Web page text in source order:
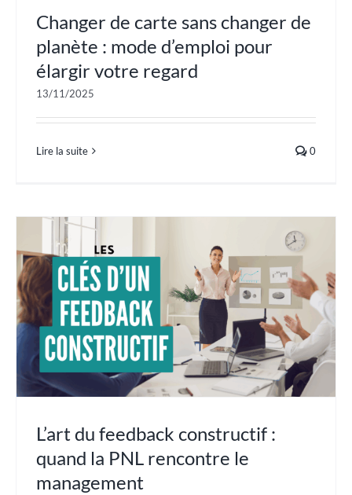
Changer de carte sans changer de
planète : mode d’emploi pour
élargir votre regard
13/11/2025
Lire la suite 0
L’art du feedback constructif :
quand la PNL rencontre le
management